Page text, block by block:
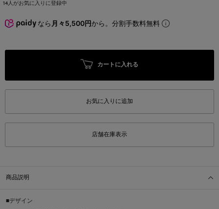
14人がお気に入りに登録中
なら 月々5,500円から。分割手数料無料
カートに入れる
お気に入りに追加
店舗在庫表示
商品説明
■デザイン